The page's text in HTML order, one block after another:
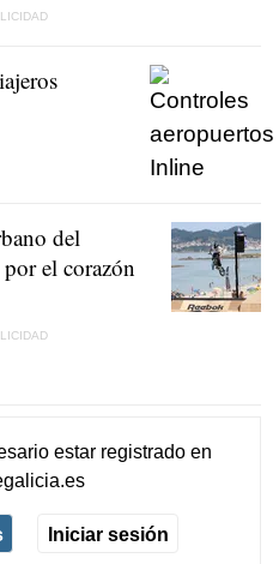
del
el corazón
estar registradoen
Iniciar sesión